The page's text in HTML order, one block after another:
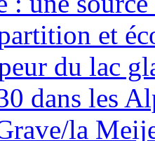
et
du lac
dans les
la